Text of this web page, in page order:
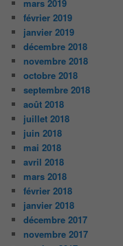
mars 2019
février 2019
janvier 2019
décembre 2018
novembre 2018
octobre 2018
septembre 2018
août 2018
juillet 2018
juin 2018
mai 2018
avril 2018
mars 2018
février 2018
janvier 2018
décembre 2017
novembre 2017